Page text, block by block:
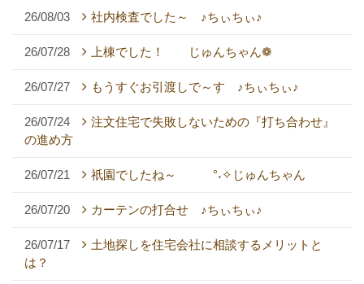
26/08/03 社内検査でした～ ♪ちぃちぃ♪
26/07/28 上棟でした！ じゅんちゃん❁
26/07/27 もうすぐお引渡しで～す ♪ちぃちぃ♪
26/07/24
注文住宅で失敗しないための『打ち合わせ』
の進め方
26/07/21 祇園でしたね～ °˖✧じゅんちゃん
26/07/20 カーテンの打合せ ♪ちぃちぃ♪
26/07/17
土地探しを住宅会社に相談するメリットと
は？